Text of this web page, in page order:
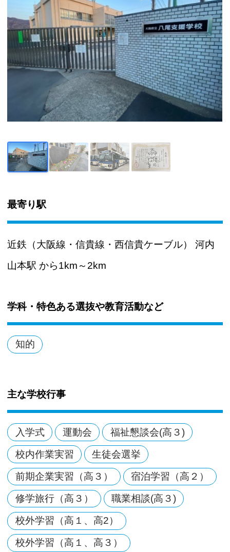
最寄り駅
近鉄（大阪線・信貴線・西信貴ケーブル） 河内
山本駅 から1km～2km
学科・特色ある選抜や教育活動など
知的
主な学校行事
入学式 運動会 福祉懇談会(高３)
校内作業実習 生徒会選挙
前期企業実習（高３） 宿泊学習（高２）
修学旅行（高３） 職業相談(高３)
校外学習（高１、高2）
校外学習（高１、高３）